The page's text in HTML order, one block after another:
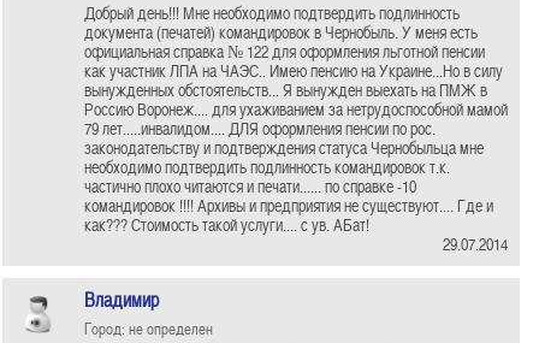
Добрый день!!! Мне необходимо подтвердить подлинность
документа (печатей) командировок в Чернобыль. У меня есть
официальная справка № 122 для оформления льготной пенсии
как участник ЛПА на ЧАЭС.. Имею пенсию на Украине...Но в силу
вынужденных обстоятельств... Я вынужден выехать на ПМЖ в
Россию Воронеж.... для ухаживанием за нетрудоспособной мамой
79 лет.....инвалидом.... ДЛЯ оформления пенсии по рос.
законодательству и подтверждения статуса Чернобыльца мне
необходимо подтвердить подлинность командировок т.к.
частично плохо читаются и печати...... по справке -10
командировок !!!! Архивы и предприятия не существуют.... Где и
как??? Стоимость такой услуги.... с ув. АБат!
29.07.2014
Владимир
Город: не определен